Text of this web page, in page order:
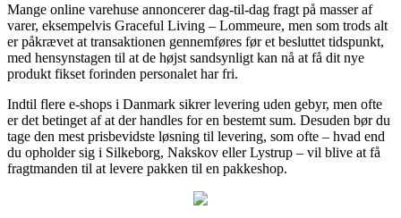
Mange online varehuse annoncerer dag-til-dag fragt på masser af
varer, eksempelvis Graceful Living – Lommeure, men som trods alt
er påkrævet at transaktionen gennemføres før et besluttet tidspunkt,
med hensynstagen til at de højst sandsynligt kan nå at få dit nye
produkt fikset forinden personalet har fri.
Indtil flere e-shops i Danmark sikrer levering uden gebyr, men ofte
er det betinget af at der handles for en bestemt sum. Desuden bør du
tage den mest prisbevidste løsning til levering, som ofte – hvad end
du opholder sig i Silkeborg, Nakskov eller Lystrup – vil blive at få
fragtmanden til at levere pakken til en pakkeshop.